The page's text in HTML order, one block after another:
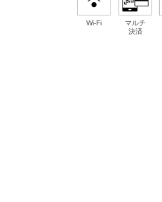
Wi-Fi
マルチ
決済